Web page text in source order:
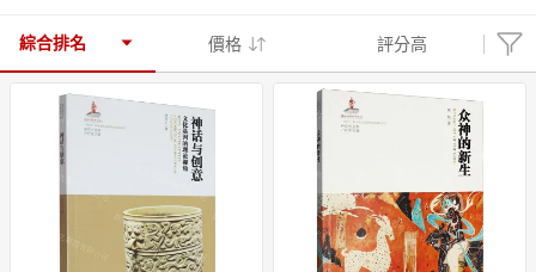
居家生活 3C家電 親子玩具
女裝 男裝 化妝保養 情趣用品
日本購物 電子/紙本書
HOT
綜合排名 價格 評分高